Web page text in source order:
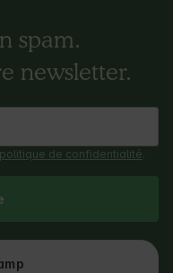
spam.
newsletter.
politique de confidentialité.